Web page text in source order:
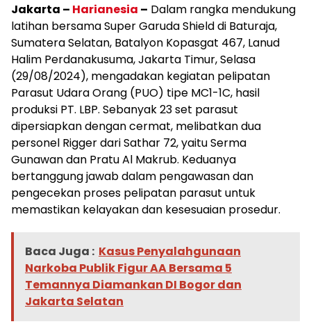
Jakarta – Harianesia – Dalam rangka mendukung
latihan bersama Super Garuda Shield di Baturaja,
Sumatera Selatan, Batalyon Kopasgat 467, Lanud
Halim Perdanakusuma, Jakarta Timur, Selasa
(29/08/2024), mengadakan kegiatan pelipatan
Parasut Udara Orang (PUO) tipe MC1-1C, hasil
produksi PT. LBP. Sebanyak 23 set parasut
dipersiapkan dengan cermat, melibatkan dua
personel Rigger dari Sathar 72, yaitu Serma
Gunawan dan Pratu Al Makrub. Keduanya
bertanggung jawab dalam pengawasan dan
pengecekan proses pelipatan parasut untuk
memastikan kelayakan dan kesesuaian prosedur.
Baca Juga : Kasus Penyalahgunaan
Narkoba Publik Figur AA Bersama 5
Temannya Diamankan DI Bogor dan
Jakarta Selatan